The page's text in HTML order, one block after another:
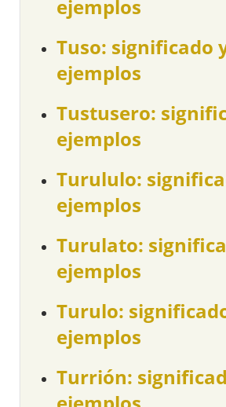
ejemplos
Tuso: significado
ejemplos
Tustusero:
ejemplos
Turululo:
ejemplos
Turulato:
ejemplos
Turulo:
ejemplos
Turrión: